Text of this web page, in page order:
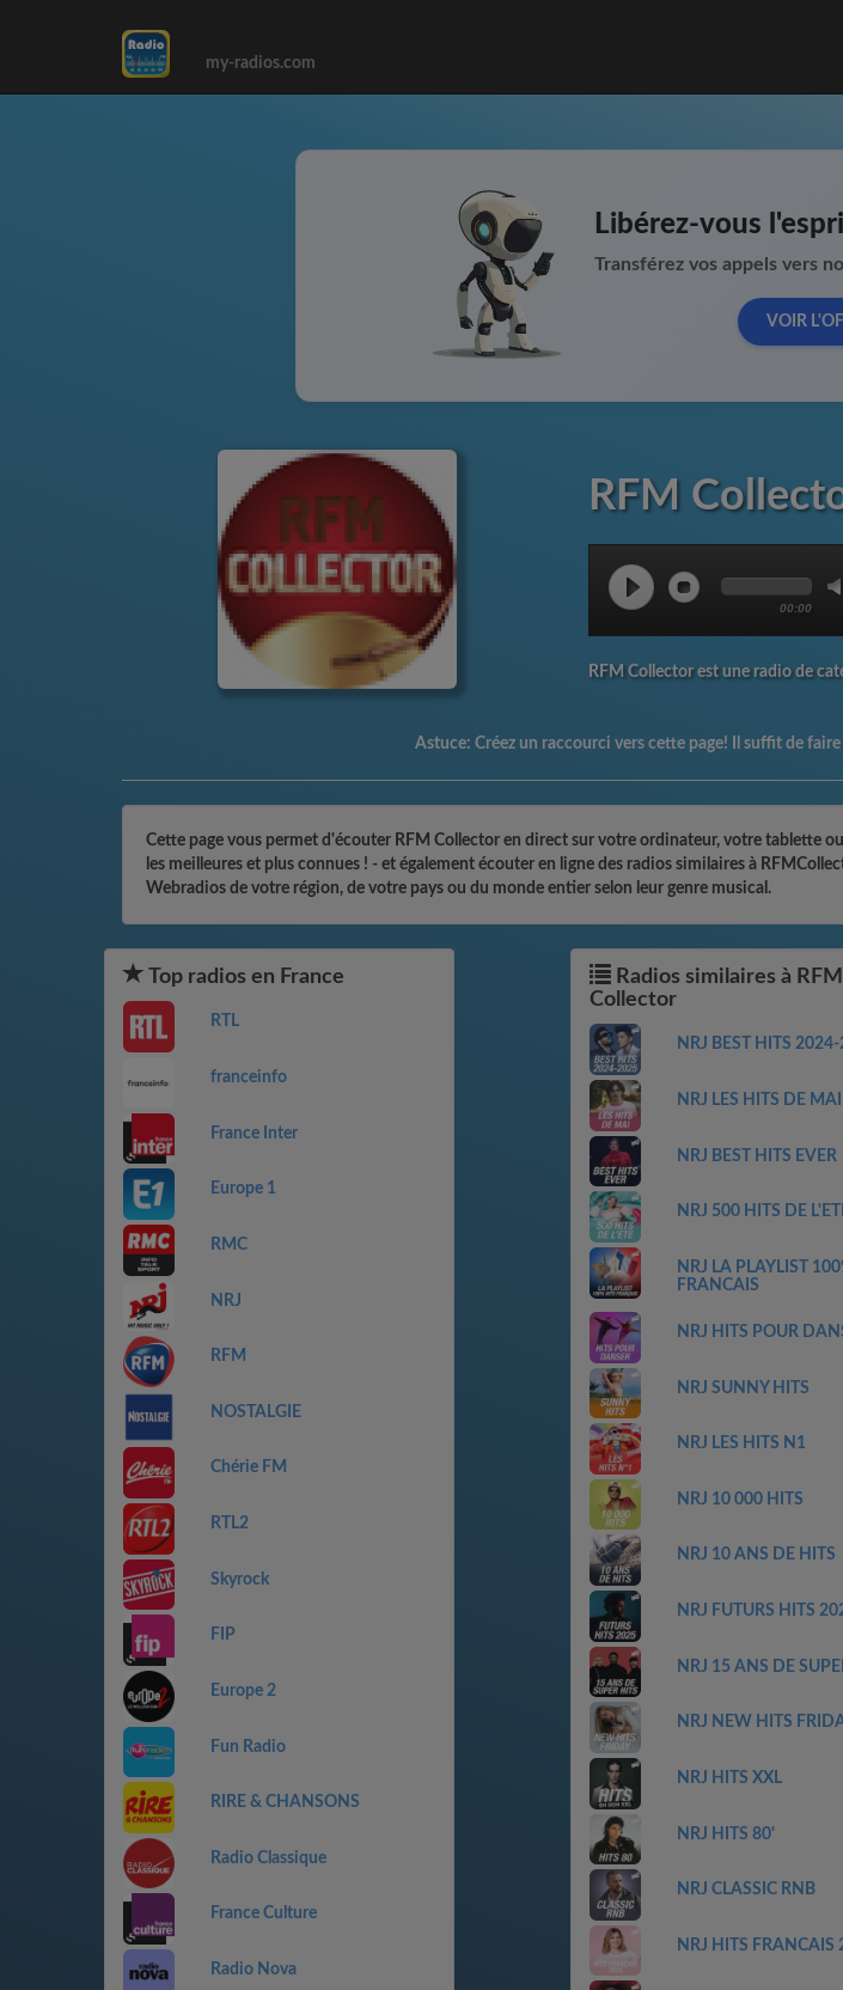
my-radios.com
Libérez-vous
Transférez vos appels vers
VOIR
RFM
00:00
RFM Collector est une radio de
Astuce: Créez un raccourci vers cette page! Il suffit de faire
Cette page vous permet d'écouter RFM Collector en direct sur votre ordinateur, votre tablette
les meilleures et plus connues ! - et également écouter en ligne des radios similaires à
Webradios de votre région, de votre pays ou du monde entier selon leur genre musical.
Top radios en France
RTL
franceinfo
France Inter
Europe 1
RMC
NRJ
RFM
NOSTALGIE
Chérie FM
RTL2
Skyrock
FIP
Europe 2
Fun Radio
RIRE & CHANSONS
Radio Classique
France Culture
Radio Nova
Radios similaires à RFM
Collector
NRJ BEST HITS
NRJ LES HITS DE MAI
NRJ BEST HITS EVER
NRJ 500 HITS DE
NRJ LA PLAYLIST
FRANCAIS
NRJ HITS POUR
NRJ SUNNY HITS
NRJ LES HITS N1
NRJ 10 000 HITS
NRJ 10 ANS DE HITS
NRJ FUTURS HITS
NRJ 15 ANS DE
NRJ NEW HITS
NRJ HITS XXL
NRJ HITS 80'
NRJ CLASSIC RNB
NRJ HITS FRANCAIS